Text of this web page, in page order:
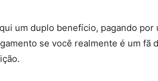
um duplo benefício, pagando por
se você realmente é um fã